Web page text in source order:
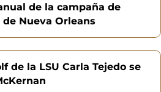
de la campaña de
Nueva Orleans
de la LSU Carla Tejedo se